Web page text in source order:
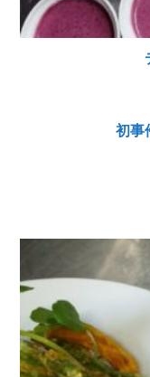
初事